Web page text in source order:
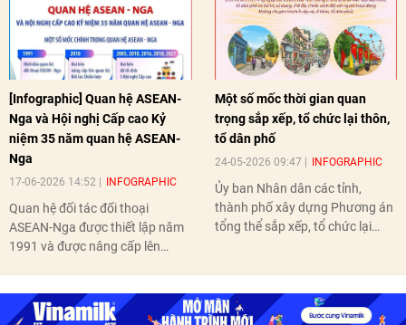
[Infographic] Quan hệ ASEAN-
Nga và Hội nghị Cấp cao Kỷ
niệm 35 năm quan hệ ASEAN-
Nga
17-06-2026 14:52 INFOGRAPHIC
Quan hệ đối tác đối thoại
ASEAN-Nga được thiết lập năm
1991 và được nâng cấp lên
nghị Cấp cao vào các năm 2005,
Một số mốc thời gian quan
trọng sắp xếp, tổ chức lại thôn,
tổ dân phố
24-05-2026 09:47 INFOGRAPHIC
Ủy ban Nhân dân các tỉnh,
thành phố xây dựng Phương án
tổng thể sắp xếp, tổ chức lại